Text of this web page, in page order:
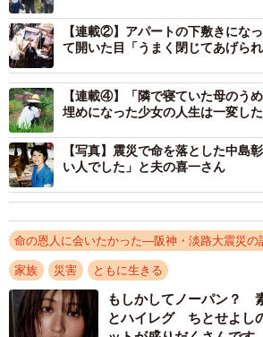
アパートの下敷きになって亡くなった中島喜一
供写真）
【連載②】アパートの下敷きにな
て開いた目「うまく閉じてあげら
【連載④】「隣で寝ていた母のう
埋めになった少女の人生は一変し
【写真】震災で命を落とした中島
い人でした」と夫の喜一さん
命の恩人に会いたかった―阪神・淡路大震災
家族 災害 ともに生きる
もしかしてノーパン？
とハイレグ ちとせよし